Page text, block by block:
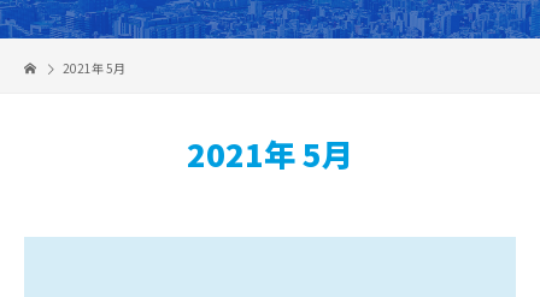
2021年 5月
2021年 5月